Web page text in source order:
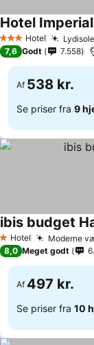
3 StjernerHotel
Hotel Imperial
7,6 Godt 7.558
Af 538 kr.
Se priser fra 9
1 Stjerner
Hotel Moderne
ibis budget
8,0 Meget godt
Af 497 kr.
Se priser fra 10